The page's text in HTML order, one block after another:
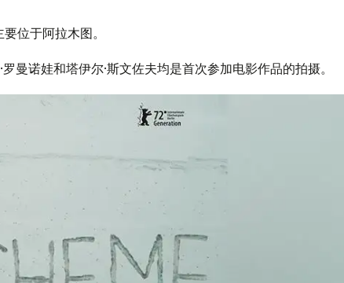
位于阿拉木图。
曼诺娃和塔伊尔·斯文佐夫均是首次参加电影作品的拍摄。